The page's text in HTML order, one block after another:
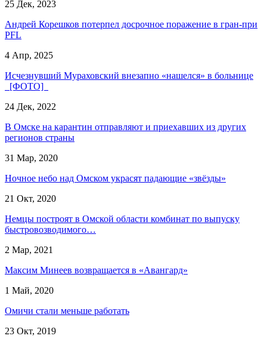
25 Дек, 2023
Андрей Корешков потерпел досрочное поражение в гран-при
PFL
4 Апр, 2025
Исчезнувший Мураховский внезапно «нашелся» в больнице
[ФОТО]
24 Дек, 2022
В Омске на карантин отправляют и приехавших из других
регионов страны
31 Мар, 2020
Ночное небо над Омском украсят падающие «звёзды»
21 Окт, 2020
Немцы построят в Омской области комбинат по выпуску
быстровозводимого…
2 Мар, 2021
Максим Минеев возвращается в «Авангард»
1 Май, 2020
Омичи стали меньше работать
23 Окт, 2019